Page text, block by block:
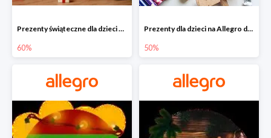
Prezenty świąteczne dla dzieci na Allegro do -60%
60%
Prezenty dla dzieci na Allegro do -50%
50%